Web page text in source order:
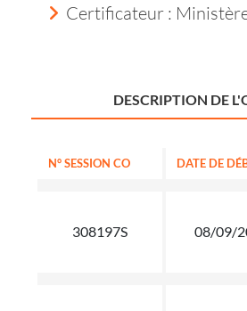
Certificateur :
DESCRIPTION DE
N° SESSION CO DATE DE
308197S 08/09/